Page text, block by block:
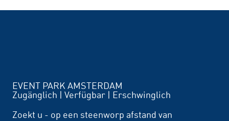
EVENT PARK AMSTERDAM
Zugänglich | Verfügbar | Erschwinglich
Zoekt u - op een steenworp afstand van